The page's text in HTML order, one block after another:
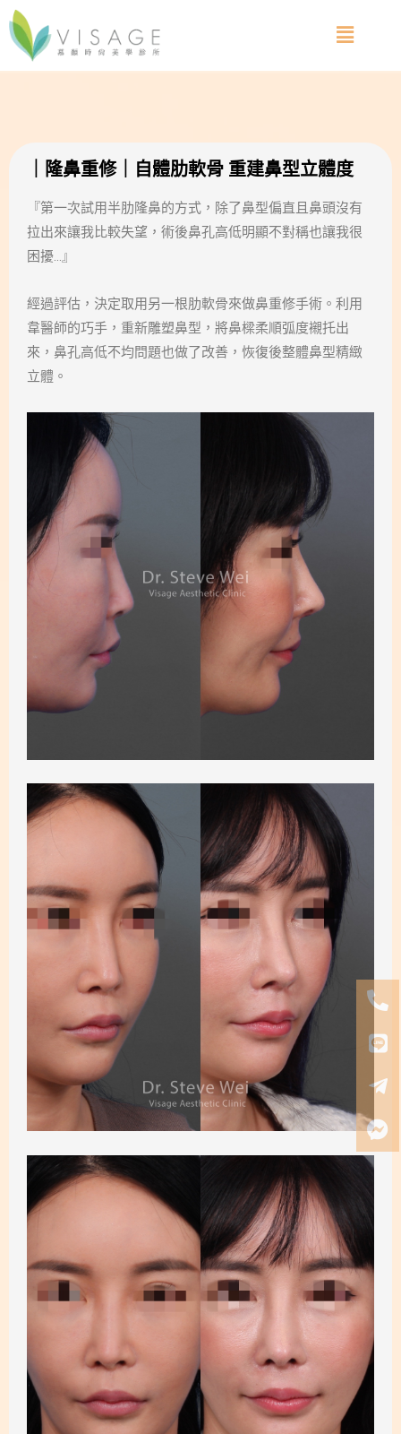
｜隆鼻重修｜自體肋軟骨 重建鼻型立體度
『第一次試用半肋隆鼻的方式，除了鼻型偏直且鼻頭沒有
拉出來讓我比較失望，術後鼻孔高低明顯不對稱也讓我很
困擾…』
經過評估，決定取用另一根肋軟骨來做鼻重修手術。利用
韋醫師的巧手，重新雕塑鼻型，將鼻樑柔順弧度襯托出
來，鼻孔高低不均問題也做了改善，恢復後整體鼻型精緻
立體。